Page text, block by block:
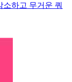
소하고 무거운 쿼